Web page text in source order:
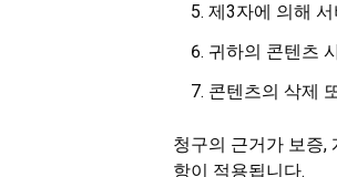
제3자에 의해
귀하의 콘텐츠
콘텐츠의 삭제
청구의 근거가 보증,
항이 적용됩니다.